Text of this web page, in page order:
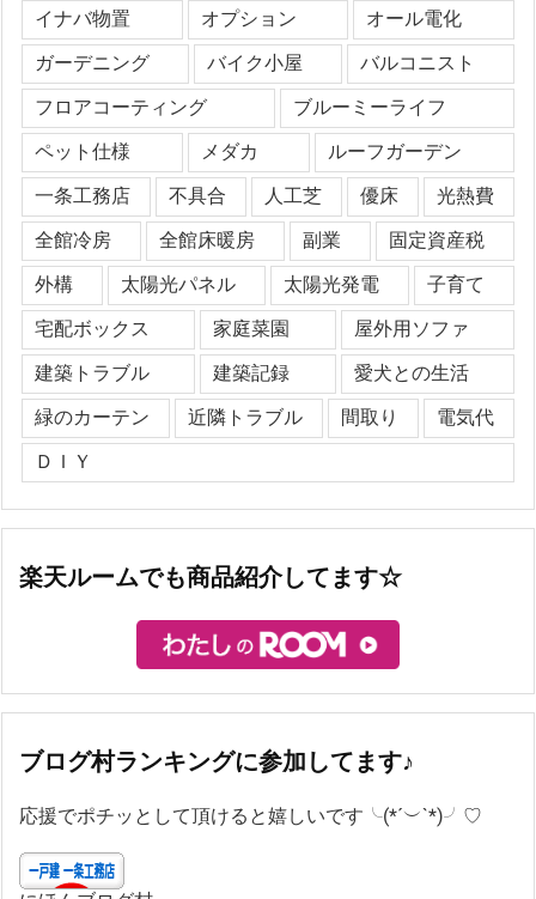
イナバ物置
オプション
オール電化
ガーデニング
バイク小屋
バルコニスト
フロアコーティング
ブルーミーライフ
ペット仕様
メダカ
ルーフガーデン
一条工務店
不具合 人工芝 優床
光熱費
全館冷房
全館床暖房 副業
固定資産税
外構
太陽光パネル 太陽光発電
子育て
宅配ボックス
家庭菜園
屋外用ソファ
建築トラブル
建築記録
愛犬との生活
緑のカーテン
近隣トラブル 間取り
電気代
ＤＩＹ
楽天ルームでも商品紹介してます☆
ブログ村ランキングに参加してます♪
応援でポチッとして頂けると嬉しいです╰(*´︶`*)╯♡